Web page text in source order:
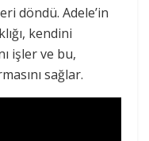
döndü. Adele’in
kendini
işler ve bu,
sağlar.